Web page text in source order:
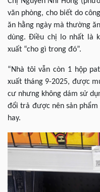
văn phòng, cho biết do
ăn hằng ngày mà thường
dùng. Điều chị lo nhất là
xuất “cho gì trong đó”.
“Nhà tôi vẫn còn 1 hộp
xuất tháng 9-2025, được
cư nhưng không dám sử
đổi trả được nên sản
hay.